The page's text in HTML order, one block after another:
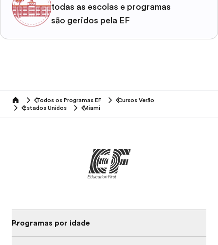
todas as escolas e programas
são geridos pela EF
home Todos os Programas EF
Cursos Verão
Estados Unidos
Miami
Programas por idade